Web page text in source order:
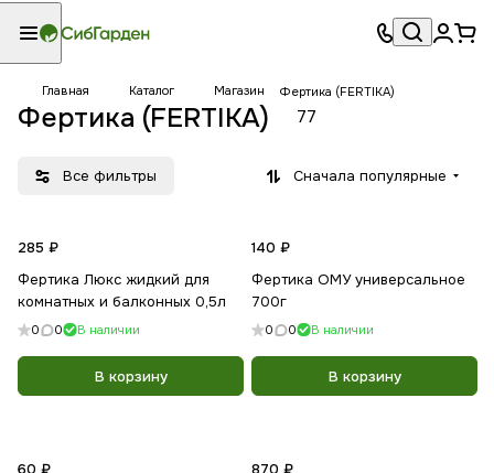
Главная Каталог Магазин Фертика (FERTIKA)
Фертика (FERTIKA) 77
Все фильтры Сначала популярные
285 ₽
Фертика Люкс жидкий для
комнатных и балконных 0,5л
0 0 В наличии
В корзину
140 ₽
Фертика ОМУ универсальное
700г
0 0 В наличии
В корзину
60 ₽
870 ₽